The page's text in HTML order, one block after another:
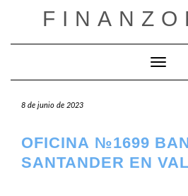
8 de junio de 2023
OFICINA №1699
SANTANDER EN